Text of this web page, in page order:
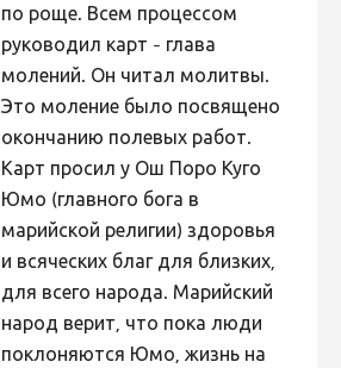
по роще. Всем процессом
руководил карт - глава
молений. Он читал молитвы.
Это моление было посвящено
окончанию полевых работ.
Карт просил у Ош Поро Куго
Юмо (главного бога в
марийской религии) здоровья
и всяческих благ для близких,
для всего народа. Марийский
народ верит, что пока люди
поклоняются Юмо, жизнь на